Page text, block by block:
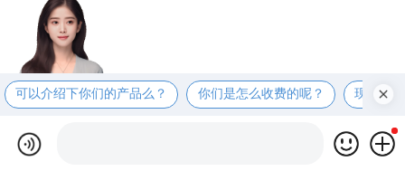
可以介绍下你们的产品么？ 你们是怎么收费的呢？ 现在有